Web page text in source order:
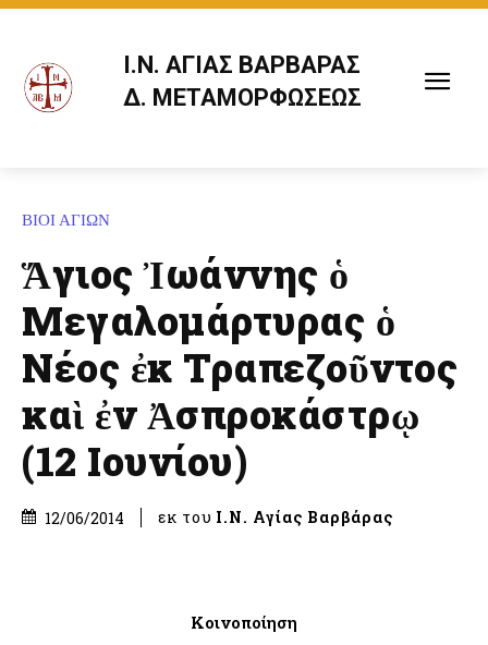
Ι.Ν. ΑΓΙΑΣ ΒΑΡΒΑΡΑΣ
Δ. ΜΕΤΑΜΟΡΦΩΣΕΩΣ
ΒΙΟΙ ΑΓΙΩΝ
Ἅγιος Ἰωάννης ὁ
Μεγαλομάρτυρας ὁ
Νέος ἐκ Τραπεζοῦντος
καὶ ἐν Ἀσπροκάστρῳ
(12 Ιουνίου)
12/06/2014 εκ του Ι.Ν. Αγίας Βαρβάρας
Κοινοποίηση